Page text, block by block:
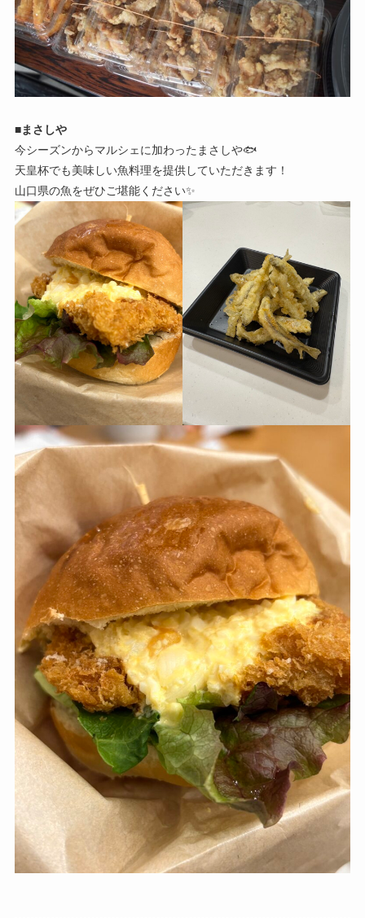
■まさしや
今シーズンからマルシェに加わったまさしや🐟️
天皇杯でも美味しい魚料理を提供していただきます！
山口県の魚をぜひご堪能ください✨️